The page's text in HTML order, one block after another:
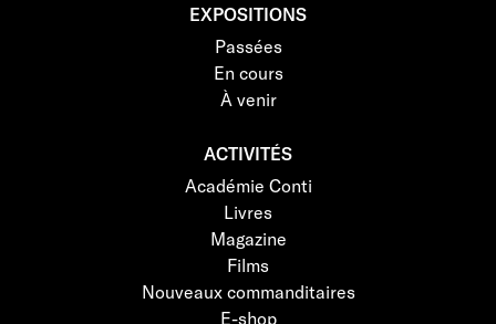
EXPOSITIONS
Passées
En cours
À venir
ACTIVITÉS
Académie Conti
Livres
Magazine
Films
Nouveaux commanditaires
E-shop